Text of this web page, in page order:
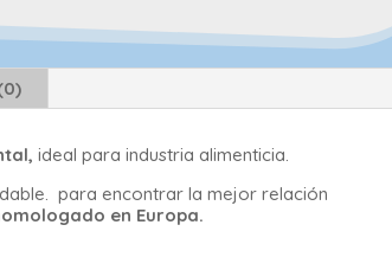
ideal para industria alimenticia.
para encontrar la mejor relación
en Europa.